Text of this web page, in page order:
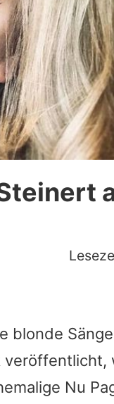
blonde
veröffentlicht,
Nu